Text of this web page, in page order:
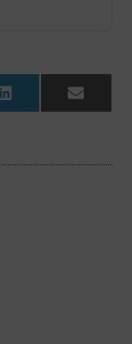
LinkedIn Email